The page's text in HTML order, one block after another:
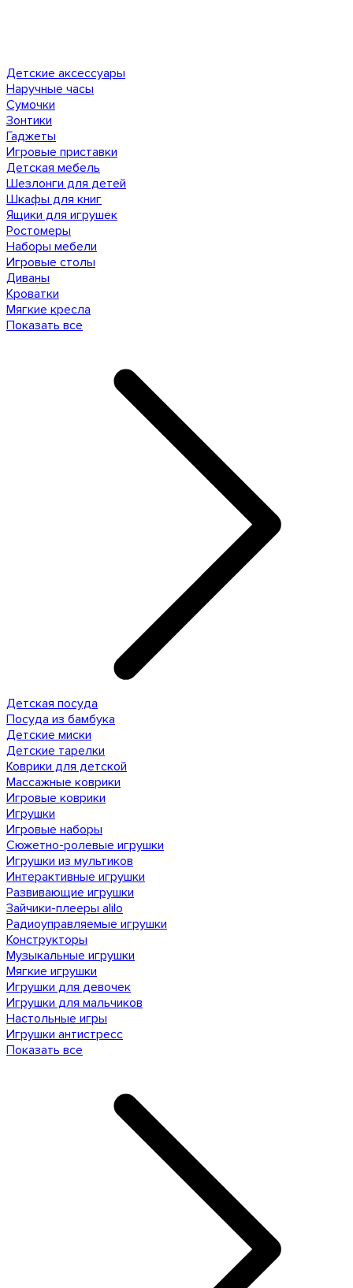
Детские аксессуары
Наручные часы
Сумочки
Зонтики
Гаджеты
Игровые приставки
Детская мебель
Шезлонги для детей
Шкафы для книг
Ящики для игрушек
Ростомеры
Наборы мебели
Игровые столы
Диваны
Кроватки
Мягкие кресла
Показать все
Детская посуда
Посуда из бамбука
Детские миски
Детские тарелки
Коврики для детской
Массажные коврики
Игровые коврики
Игрушки
Игровые наборы
Сюжетно-ролевые игрушки
Игрушки из мультиков
Интерактивные игрушки
Развивающие игрушки
Зайчики-плееры alilo
Радиоуправляемые игрушки
Конструкторы
Музыкальные игрушки
Мягкие игрушки
Игрушки для девочек
Игрушки для мальчиков
Настольные игры
Игрушки антистресс
Показать все